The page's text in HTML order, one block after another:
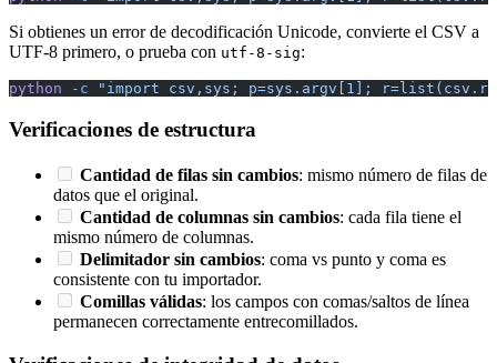
Si obtienes un error de decodificación Unicode, convierte el CSV a
UTF-8 primero, o prueba con utf-8-sig:
python -c "import csv,sys; p=sys.argv[1];
Verificaciones de estructura
Cantidad de filas sin cambios: mismo número de filas de
datos que el original.
Cantidad de columnas sin cambios: cada fila tiene el
mismo número de columnas.
Delimitador sin cambios: coma vs punto y coma es
consistente con tu importador.
Comillas válidas: los campos con comas/saltos de línea
permanecen correctamente entrecomillados.